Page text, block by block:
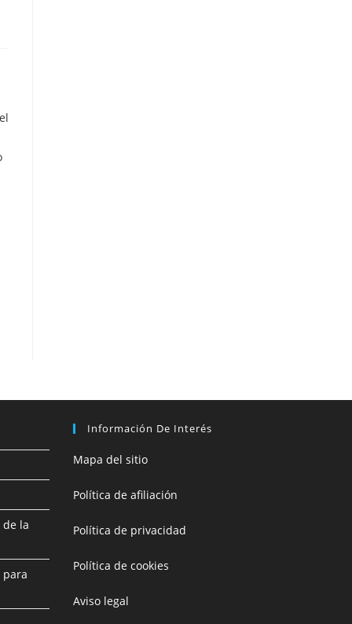
de la
para
Información De Interés
Mapa del sitio
Política de afiliación
Política de privacidad
Política de cookies
Aviso legal